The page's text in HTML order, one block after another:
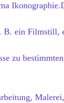
ein Filmstill,
zu